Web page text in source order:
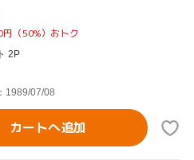
（50%）おトク
2P
1989/07/08
カートへ追加